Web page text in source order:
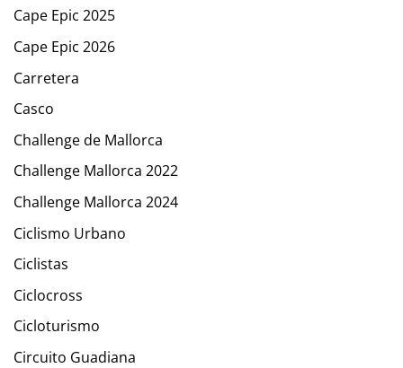
Cape Epic 2025
Cape Epic 2026
Carretera
Casco
Challenge de Mallorca
Challenge Mallorca 2022
Challenge Mallorca 2024
Ciclismo Urbano
Ciclistas
Ciclocross
Cicloturismo
Circuito Guadiana